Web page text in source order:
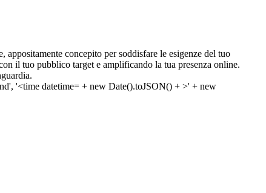
concepito per soddisfare le esigenze del tuo
il tuo pubblico target e amplificando la tua presenza online.